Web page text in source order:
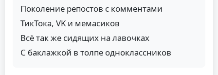
Поколение репостов с комментами
ТикТока, VK и мемасиков
Всё так же сидящих на лавочках
С баклажкой в толпе одноклассников